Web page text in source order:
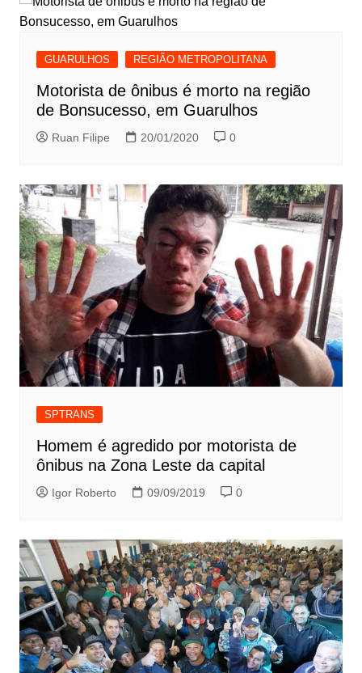
GUARULHOS REGIÃO METROPOLITANA
Motorista de ônibus é morto na região
de Bonsucesso, em Guarulhos
Ruan Filipe 20/01/2020 0
SPTRANS
Homem é agredido por motorista de
ônibus na Zona Leste da capital
Igor Roberto 09/09/2019 0